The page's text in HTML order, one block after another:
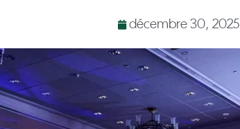
décembre 30, 2025